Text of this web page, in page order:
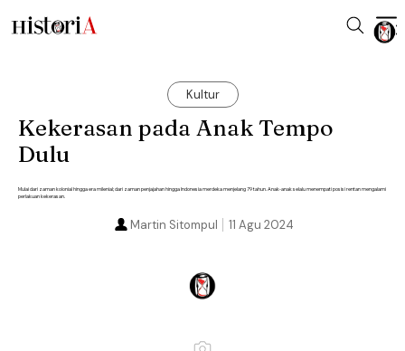
Kultur
Kekerasan pada Anak Tempo
Dulu
Mulai dari zaman kolonial hingga era milenial; dari zaman penjajahan hingga Indonesia merdeka menjelang 79 tahun. Anak-anak selalu menempati posisi rentan mengalami
perlakuan kekerasan.
11 Agu 2024
Martin Sitompul